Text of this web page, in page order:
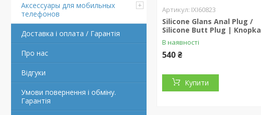
Аксессуары для мобильных
телефонов
Доставка і оплата / Гарантія
Про нас
Відгуки
Умови повернення і обміну.
Гарантія
IXI60823
Silicone Glans Anal Plug /
Silicone Butt Plug | Knopka
В наявності
540 ₴
Купити